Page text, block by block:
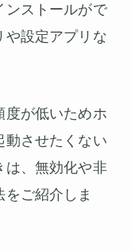
ンストールがで
や設定アプリな
度が低いためホ
動させたくない
は、無効化や非
ご紹介しま